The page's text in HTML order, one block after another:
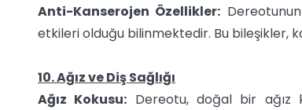
Anti-Kanserojen Özellikler:
etkileri olduğu bilinmektedir. Bu bileşikler,
10. Ağız ve Diş Sağlığı
Ağız Kokusu: Dereotu, doğal bir ağız